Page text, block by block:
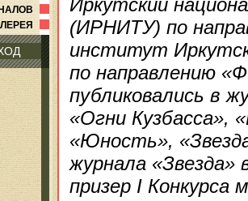
Иркутский
(ИРНИТУ) по
институт
по направлению
публиковались в
«Огни Кузбасса»,
«Юность»,
журнала «Звезда»
призер I Конкурса